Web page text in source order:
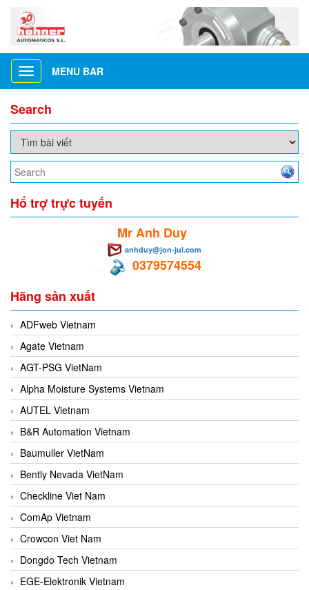
Toggle
navigation
MENU BAR
Search
Hổ trợ trực tuyến
Mr Anh Duy
anhduy@jon-jul.com
0379574554
Hãng sản xuất
ADFweb Vietnam
Agate Vietnam
AGT-PSG VietNam
Alpha Moisture Systems Vietnam
AUTEL Vietnam
B&R Automation Vietnam
Baumuller VietNam
Bently Nevada VietNam
Checkline Viet Nam
ComAp Vietnam
Crowcon Viet Nam
Dongdo Tech Vietnam
EGE-Elektronik Vietnam